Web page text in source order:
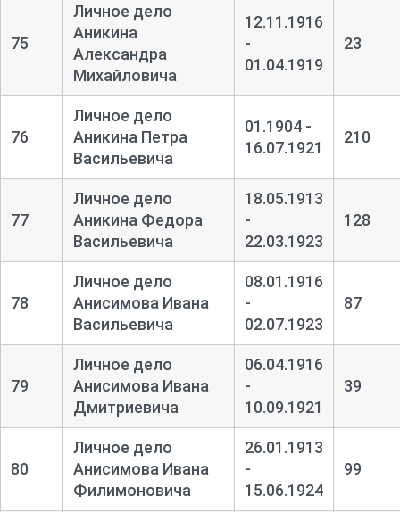
75
Личное дело
Аникина
Александра
Михайловича
12.11.1916
-
01.04.1919
23
76
Личное дело
Аникина Петра
Васильевича
01.1904 -
16.07.1921
210
77
Личное дело
Аникина Федора
Васильевича
18.05.1913
-
22.03.1923
128
78
Личное дело
Анисимова Ивана
Васильевича
08.01.1916
-
02.07.1923
87
79
Личное дело
Анисимова Ивана
Дмитриевича
06.04.1916
-
10.09.1921
39
80
Личное дело
Анисимова Ивана
Филимоновича
26.01.1913
-
15.06.1924
99